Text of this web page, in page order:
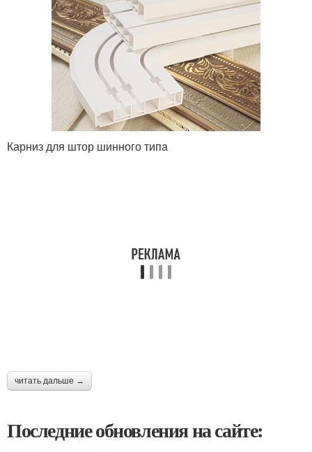
Карниз для штор шинного типа
читать дальше →
Последние обновления на сайте: